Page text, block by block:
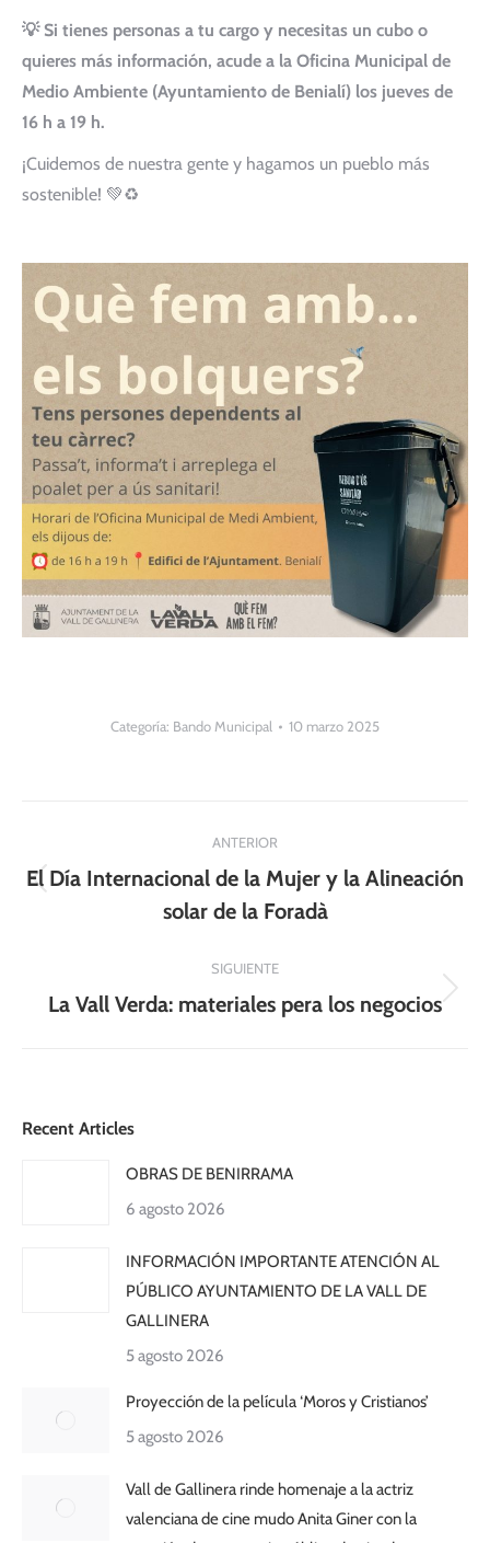
💡 Si tienes personas a tu cargo y necesitas un cubo o
quieres más información, acude a la Oficina Municipal de
Medio Ambiente (Ayuntamiento de Benialí) los jueves de
16 h a 19 h.
¡Cuidemos de nuestra gente y hagamos un pueblo más
sostenible! 💚♻️
Categoría: Bando Municipal 10 marzo 2025
entre
publicaciones
ANTERIOR
Publicación
anterior:
El Día Internacional de la Mujer y la Alineación
solar de la Foradà
SIGUIENTE
Publicación
La Vall Verda: materiales pera los negocios
Recent Articles
OBRAS DE BENIRRAMA
6 agosto 2026
INFORMACIÓN IMPORTANTE ATENCIÓN AL
PÚBLICO AYUNTAMIENTO DE LA VALL DE
GALLINERA
5 agosto 2026
Proyección de la película ‘Moros y Cristianos’
5 agosto 2026
Vall de Gallinera rinde homenaje a la actriz
valenciana de cine mudo Anita Giner con la